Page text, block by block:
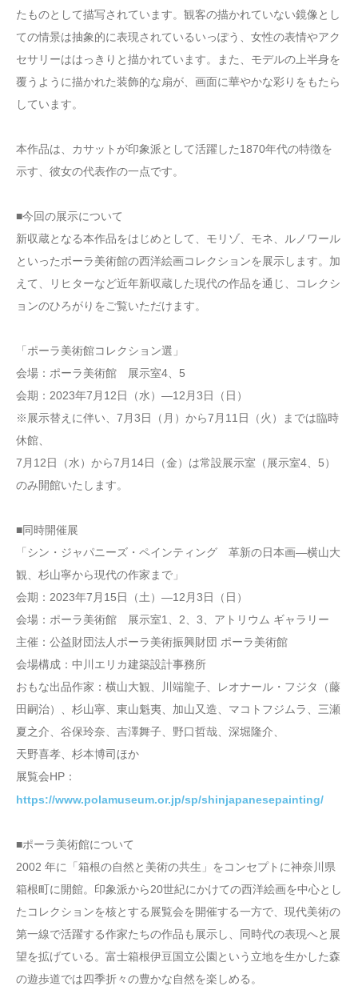
たものとして描写されています。観客の描かれていない鏡像とし
ての情景は抽象的に表現されているいっぽう、女性の表情やアク
セサリーははっきりと描かれています。また、モデルの上半身を
覆うように描かれた装飾的な扇が、画面に華やかな彩りをもたら
しています。
本作品は、カサットが印象派として活躍した1870年代の特徴を
示す、彼女の代表作の一点です。
■今回の展示について
新収蔵となる本作品をはじめとして、モリゾ、モネ、ルノワール
といったポーラ美術館の西洋絵画コレクションを展示します。加
えて、リヒターなど近年新収蔵した現代の作品を通じ、コレクシ
ョンのひろがりをご覧いただけます。
「ポーラ美術館コレクション選」
会場：ポーラ美術館 展示室4、5
会期：2023年7月12日（水）―12月3日（日）
※展示替えに伴い、7月3日（月）から7月11日（火）までは臨時
休館、
7月12日（水）から7月14日（金）は常設展示室（展示室4、5）
のみ開館いたします。
■同時開催展
「シン・ジャパニーズ・ペインティング 革新の日本画―横山大
観、杉山寧から現代の作家まで」
会期：2023年7月15日（土）―12月3日（日）
会場：ポーラ美術館 展示室1、2、3、アトリウム ギャラリー
主催：公益財団法人ポーラ美術振興財団 ポーラ美術館
会場構成：中川エリカ建築設計事務所
おもな出品作家：横山大観、川端龍子、レオナール・フジタ（藤
田嗣治）、杉山寧、東山魁夷、加山又造、マコトフジムラ、三瀬
夏之介、谷保玲奈、吉澤舞子、野口哲哉、深堀隆介、
天野喜孝、杉本博司ほか
展覧会HP：
https://www.polamuseum.or.jp/sp/shinjapanesepainting/
■ポーラ美術館について
2002 年に「箱根の自然と美術の共生」をコンセプトに神奈川県
箱根町に開館。印象派から20世紀にかけての西洋絵画を中心とし
たコレクションを核とする展覧会を開催する一方で、現代美術の
第一線で活躍する作家たちの作品も展示し、同時代の表現へと展
望を拡げている。富士箱根伊豆国立公園という立地を生かした森
の遊歩道では四季折々の豊かな自然を楽しめる。